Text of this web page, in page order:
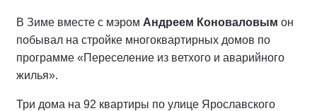
В Зиме вместе с мэром Андреем Коноваловым он
побывал на стройке многоквартирных домов по
программе «Переселение из ветхого и аварийного
жилья».
Три дома на 92 квартиры по улице Ярославского